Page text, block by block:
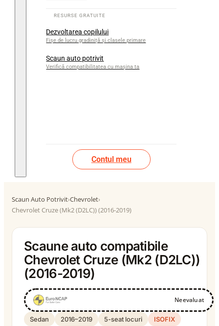
Dezvoltarea copilului
Fișe de lucru gradiniță și clasele primare
Scaun auto potrivit
Verifică compatibilitatea cu mașina ta
Contul meu
Scaun Auto Potrivit›Chevrolet›
Chevrolet Cruze (Mk2 (D2LC)) (2016-2019)
Scaune auto compatibile
Chevrolet Cruze (Mk2 (D2LC))
(2016-2019)
Neevaluat
Sedan 2016–2019 5-seat locuri
ISOFIX